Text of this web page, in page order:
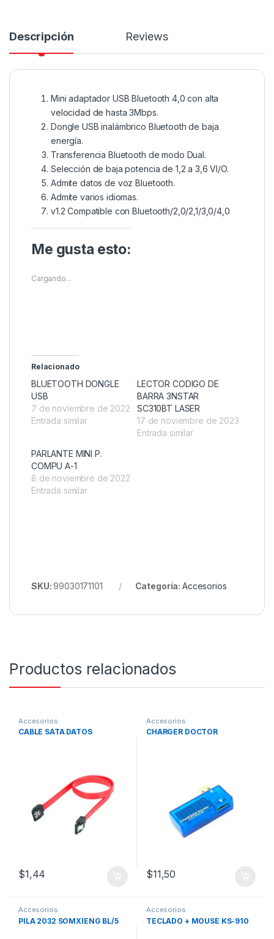
Descripción Reviews
Mini adaptador USB Bluetooth 4,0 con alta
velocidad de hasta 3Mbps.
Dongle USB inalámbrico Bluetooth de baja
energía.
Transferencia Bluetooth de modo Dual.
Selección de baja potencia de 1,2 a 3,6 VI/O.
Admite datos de voz Bluetooth.
Admite varios idiomas.
v1.2 Compatible con Bluetooth/2,0/2,1/3,0/4,0
Me gusta esto:
Cargando...
Relacionado
BLUETOOTH DONGLE
USB
7 de noviembre de 2022
Entrada similar
LECTOR CODIGO DE
BARRA 3NSTAR
SC310BT LASER
17 de noviembre de 2023
Entrada similar
PARLANTE MINI P.
COMPU A-1
8 de noviembre de 2022
Entrada similar
SKU:99030171101 Categoría: Accesorios
Productos relacionados
Accesorios
CABLE SATA DATOS
$1,44
Accesorios
CHARGER DOCTOR
$11,50
Accesorios
PILA 2032 SOMXIENG BL/5
Accesorios
TECLADO + MOUSE KS-910